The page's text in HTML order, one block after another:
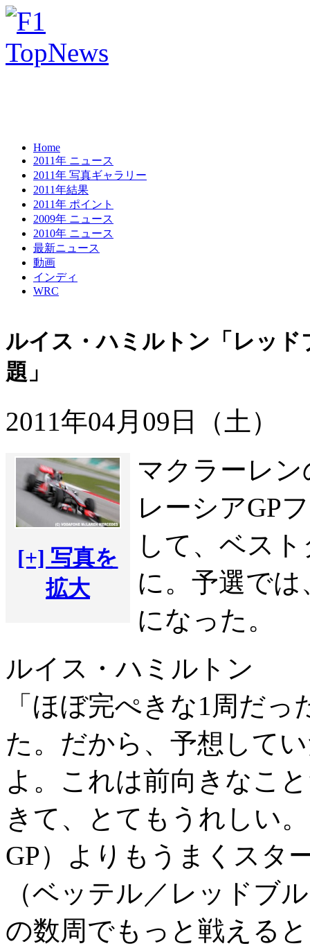
Home
2011年 ニュース
2011年 写真ギャラリー
2011年結果
2011年 ポイント
2009年 ニュース
2010年 ニュース
最新ニュース
動画
インディ
WRC
ルイス・ハミルトン「レッ
題」
2011年04月09日（土）
[+] 写真を
拡大
マクラーレ
レーシアGP
して、ベス
に。予選では
になった。
ルイス・ハミルトン
「ほぼ完ぺきな1周だ
た。だから、予想して
よ。これは前向きなこ
きて、とてもうれしい
GP）よりもうまくスタ
（ベッテル／レッドブ
の数周でもっと戦える